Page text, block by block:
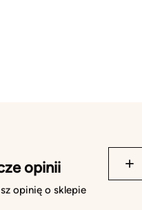
opinii
opinię o sklepie